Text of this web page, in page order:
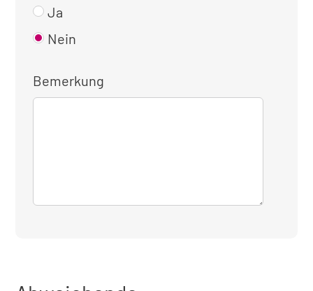
Ja
Nein
Bemerkung